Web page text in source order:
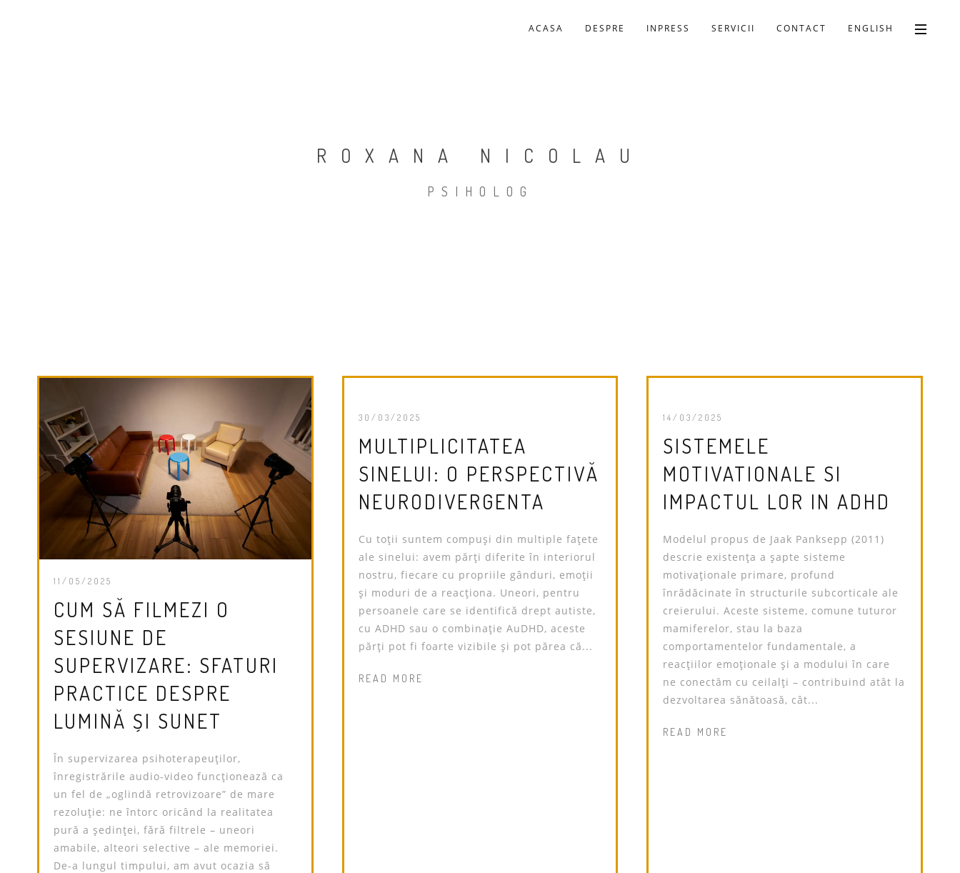
ACASA DESPRE INPRESS SERVICII CONTACT ENGLISH
ROXANA NICOLAU
PSIHOLOG
11/05/2025
CUM SĂ FILMEZI O
SESIUNE DE
SUPERVIZARE: SFATURI
PRACTICE DESPRE
LUMINĂ ȘI SUNET
În supervizarea psihoterapeuților,
înregistrările audio-video funcționează ca
un fel de „oglindă retrovizoare” de mare
rezoluție: ne întorc oricând la realitatea
pură a ședinței, fără filtrele – uneori
amabile, alteori selective – ale memoriei.
De-a lungul timpului, am avut ocazia să
30/03/2025
MULTIPLICITATEA
SINELUI: O PERSPECTIVĂ
NEURODIVERGENTA
Cu toții suntem compuși din multiple fațete
ale sinelui: avem părți diferite în interiorul
nostru, fiecare cu propriile gânduri, emoții
și moduri de a reacționa. Uneori, pentru
persoanele care se identifică drept autiste,
cu ADHD sau o combinație AuDHD, aceste
părți pot fi foarte vizibile și pot părea că...
READ MORE
14/03/2025
SISTEMELE
MOTIVATIONALE SI
IMPACTUL LOR IN ADHD
Modelul propus de Jaak Panksepp (2011)
descrie existența a șapte sisteme
motivaționale primare, profund
înrădăcinate în structurile subcorticale ale
creierului. Aceste sisteme, comune tuturor
mamiferelor, stau la baza
comportamentelor fundamentale, a
reacțiilor emoționale și a modului în care
ne conectăm cu ceilalți – contribuind atât la
dezvoltarea sănătoasă, cât...
READ MORE